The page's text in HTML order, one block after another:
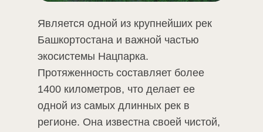
Является одной из крупнейших рек
Башкортостана и важной частью
экосистемы Нацпарка.
Протяженность составляет более
1400 километров, что делает ее
одной из самых длинных рек в
регионе. Она известна своей чистой,